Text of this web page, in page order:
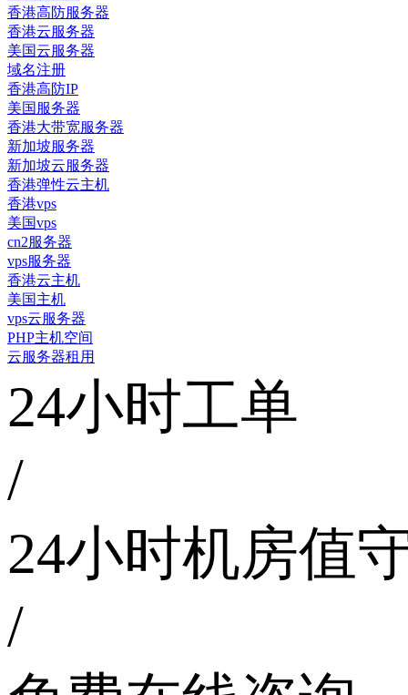
香港高防服务器
香港云服务器
美国云服务器
域名注册
香港高防IP
美国服务器
香港大带宽服务器
新加坡服务器
新加坡云服务器
香港弹性云主机
香港vps
美国vps
cn2服务器
vps服务器
香港云主机
美国主机
vps云服务器
PHP主机空间
云服务器租用
24小时工单
/
24小时机房值
/